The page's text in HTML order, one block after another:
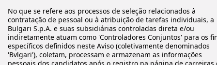
No que se refere aos processos de seleção relacionados à
contratação de pessoal ou à atribuição de tarefas individuais, a
Bulgari S.p.A. e suas subsidiárias controladas direta e/ou
indiretamente atuam como 'Controladores Conjuntos' para os
específicos definidos neste Aviso (coletivamente denominados
'Bvlgari'), coletam, processam e armazenam as informações